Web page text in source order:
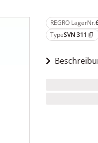
REGRO LagerNr.
TypeSVN 311 content_copy